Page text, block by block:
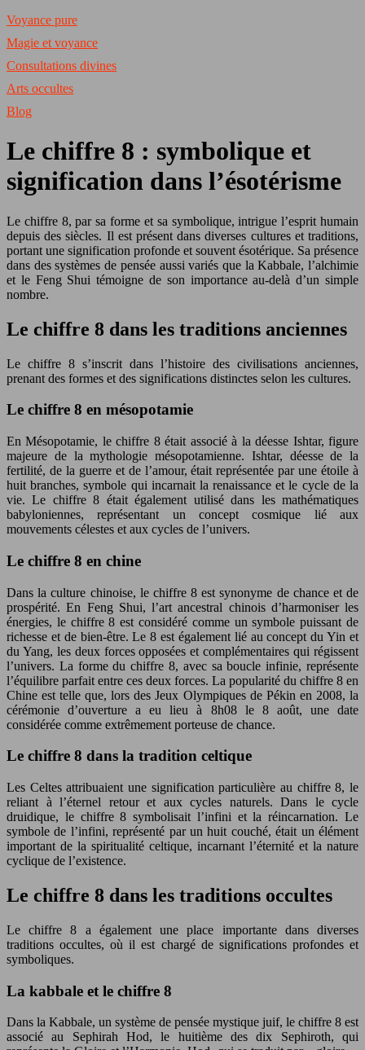
Voyance pure
Magie et voyance
Consultations divines
Arts occultes
Blog
Le chiffre 8 : symbolique et
signification dans l’ésotérisme
Le chiffre 8, par sa forme et sa symbolique, intrigue l’esprit humain
depuis des siècles. Il est présent dans diverses cultures et traditions,
portant une signification profonde et souvent ésotérique. Sa présence
dans des systèmes de pensée aussi variés que la Kabbale, l’alchimie
et le Feng Shui témoigne de son importance au-delà d’un simple
nombre.
Le chiffre 8 dans les traditions anciennes
Le chiffre 8 s’inscrit dans l’histoire des civilisations anciennes,
prenant des formes et des significations distinctes selon les cultures.
Le chiffre 8 en mésopotamie
En Mésopotamie, le chiffre 8 était associé à la déesse Ishtar, figure
majeure de la mythologie mésopotamienne. Ishtar, déesse de la
fertilité, de la guerre et de l’amour, était représentée par une étoile à
huit branches, symbole qui incarnait la renaissance et le cycle de la
vie. Le chiffre 8 était également utilisé dans les mathématiques
babyloniennes, représentant un concept cosmique lié aux
mouvements célestes et aux cycles de l’univers.
Le chiffre 8 en chine
Dans la culture chinoise, le chiffre 8 est synonyme de chance et de
prospérité. En Feng Shui, l’art ancestral chinois d’harmoniser les
énergies, le chiffre 8 est considéré comme un symbole puissant de
richesse et de bien-être. Le 8 est également lié au concept du Yin et
du Yang, les deux forces opposées et complémentaires qui régissent
l’univers. La forme du chiffre 8, avec sa boucle infinie, représente
l’équilibre parfait entre ces deux forces. La popularité du chiffre 8 en
Chine est telle que, lors des Jeux Olympiques de Pékin en 2008, la
cérémonie d’ouverture a eu lieu à 8h08 le 8 août, une date
considérée comme extrêmement porteuse de chance.
Le chiffre 8 dans la tradition celtique
Les Celtes attribuaient une signification particulière au chiffre 8, le
reliant à l’éternel retour et aux cycles naturels. Dans le cycle
druidique, le chiffre 8 symbolisait l’infini et la réincarnation. Le
symbole de l’infini, représenté par un huit couché, était un élément
important de la spiritualité celtique, incarnant l’éternité et la nature
cyclique de l’existence.
Le chiffre 8 dans les traditions occultes
Le chiffre 8 a également une place importante dans diverses
traditions occultes, où il est chargé de significations profondes et
symboliques.
La kabbale et le chiffre 8
Dans la Kabbale, un système de pensée mystique juif, le chiffre 8 est
associé au Sephirah Hod, le huitième des dix Sephiroth, qui